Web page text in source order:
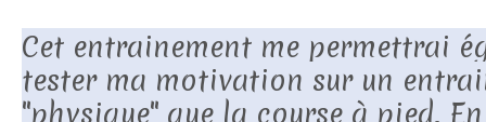
Cet entrainement me permettrai
tester ma motivation sur un
''physique'' que la course à pied.